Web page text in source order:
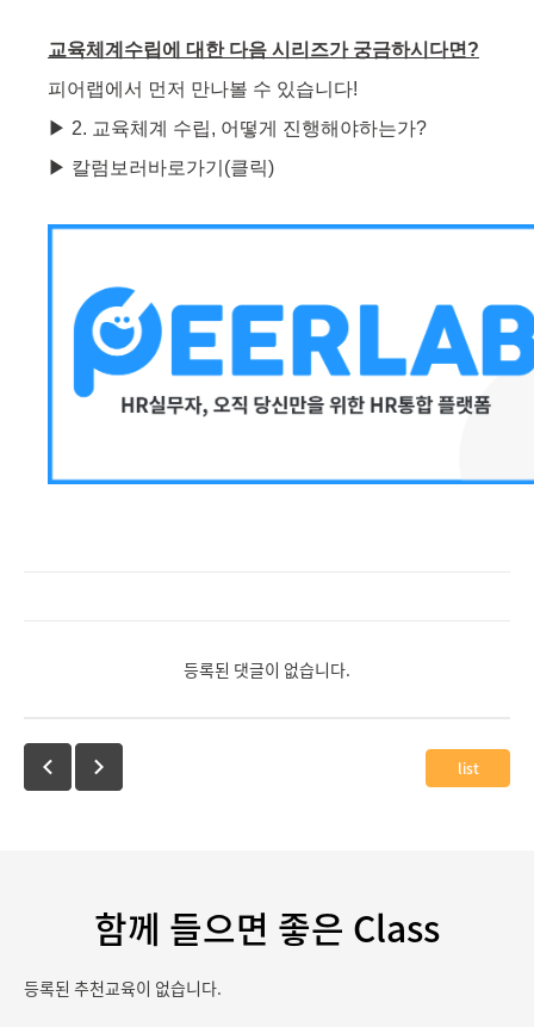
교육체계수립에 대한 다음 시리즈가 궁금하시다면?
피어랩에서 먼저 만나볼 수 있습니다!
▶ 2. 교육체계 수립, 어떻게 진행해야하는가?
▶ 칼럼보러바로가기(클릭)
등록된 댓글이 없습니다.
list
함께 들으면 좋은 Class
등록된 추천교육이 없습니다.